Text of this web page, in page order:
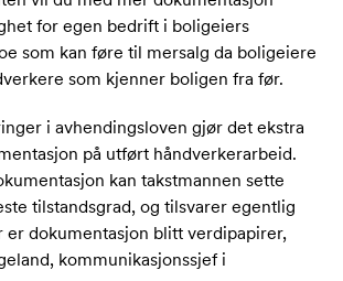
for egen bedrift i boligeiers
som kan føre til mersalg da boligeiere
som kjenner boligen fra før.
i avhendingsloven gjør det ekstra
på utført håndverkerarbeid.
kan takstmannen sette
tilstandsgrad, og tilsvarer egentlig
er dokumentasjon blitt verdipapirer,
kommunikasjonssjef i